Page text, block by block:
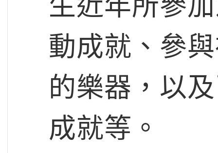
動成就、參
的樂器，以
成就等。